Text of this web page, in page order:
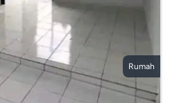
Rumah